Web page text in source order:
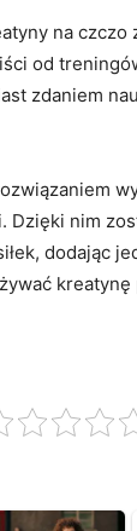
na czczo
od
zdaniem
Dzięki nim
dodając